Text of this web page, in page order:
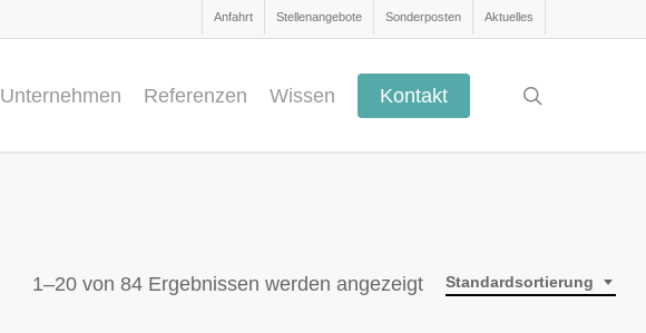
Anfahrt Stellenangebote Sonderposten Aktuelles
Unternehmen Referenzen Wissen Kontakt
Standardsortierung
1–20 von 84 Ergebnissen werden angezeigt